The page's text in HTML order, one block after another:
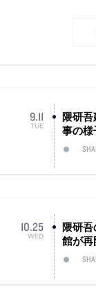
9.11
TUE
隈研
事の
10.25
WED
隈研
館が